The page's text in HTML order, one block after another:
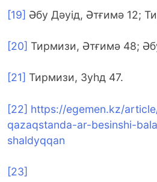
[19] Әбу Дәуід, Әтғимә 12;
[20] Тирмизи, Әтғимә 48;
[21] Тирмизи, Зуһд 47.
[22] https://egemen.kz/
qazaqstanda-ar-besinshi-
shaldyqqan
[23]